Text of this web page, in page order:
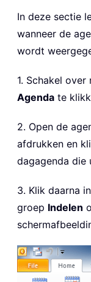
In deze sectie
wanneer de
wordt
1. Schakel over
Agenda te
2. Open de
afdrukken en
dagagenda die
3. Klik daarna
groep Indelen